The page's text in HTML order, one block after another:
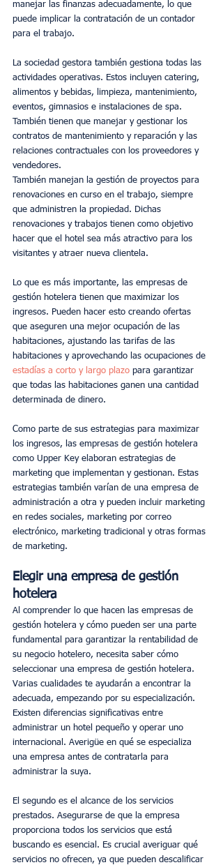
manejar las finanzas adecuadamente, lo que
puede implicar la contratación de un contador
para el trabajo.
La sociedad gestora también gestiona todas las
actividades operativas. Estos incluyen catering,
alimentos y bebidas, limpieza, mantenimiento,
eventos, gimnasios e instalaciones de spa.
También tienen que manejar y gestionar los
contratos de mantenimiento y reparación y las
relaciones contractuales con los proveedores y
vendedores.
También manejan la gestión de proyectos para
renovaciones en curso en el trabajo, siempre
que administren la propiedad. Dichas
renovaciones y trabajos tienen como objetivo
hacer que el hotel sea más atractivo para los
visitantes y atraer nueva clientela.
Lo que es más importante, las empresas de
gestión hotelera tienen que maximizar los
ingresos. Pueden hacer esto creando ofertas
que aseguren una mejor ocupación de las
habitaciones, ajustando las tarifas de las
habitaciones y aprovechando las ocupaciones de
estadías a corto y largo plazo para garantizar
que todas las habitaciones ganen una cantidad
determinada de dinero.
Como parte de sus estrategias para maximizar
los ingresos, las empresas de gestión hotelera
como Upper Key elaboran estrategias de
marketing que implementan y gestionan. Estas
estrategias también varían de una empresa de
administración a otra y pueden incluir marketing
en redes sociales, marketing por correo
electrónico, marketing tradicional y otras formas
de marketing.
Elegir una empresa de gestión
hotelera
Al comprender lo que hacen las empresas de
gestión hotelera y cómo pueden ser una parte
fundamental para garantizar la rentabilidad de
su negocio hotelero, necesita saber cómo
seleccionar una empresa de gestión hotelera.
Varias cualidades te ayudarán a encontrar la
adecuada, empezando por su especialización.
Existen diferencias significativas entre
administrar un hotel pequeño y operar uno
internacional. Averigüe en qué se especializa
una empresa antes de contratarla para
administrar la suya.
El segundo es el alcance de los servicios
prestados. Asegurarse de que la empresa
proporciona todos los servicios que está
buscando es esencial. Es crucial averiguar qué
servicios no ofrecen, ya que pueden descalificar